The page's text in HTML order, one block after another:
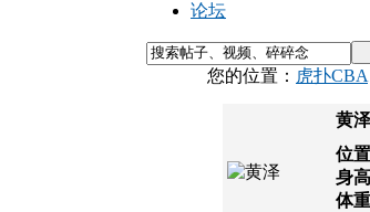
论坛
您的位置： 虎扑CBA
黄泽
位
身
体